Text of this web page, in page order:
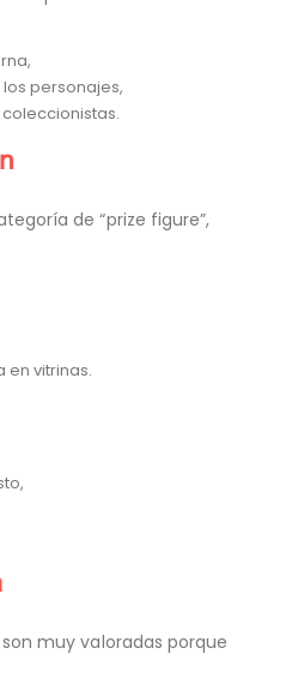
personajes,
de “prize figure”,
en vitrinas.
muy valoradas porque